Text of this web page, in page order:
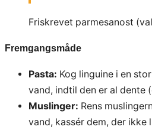
Friskrevet parmesanost
Fremgangsmåde
Pasta: Kog linguine i en
vand, indtil den er al dente
Muslinger: Rens
vand, kassér dem, der ikke